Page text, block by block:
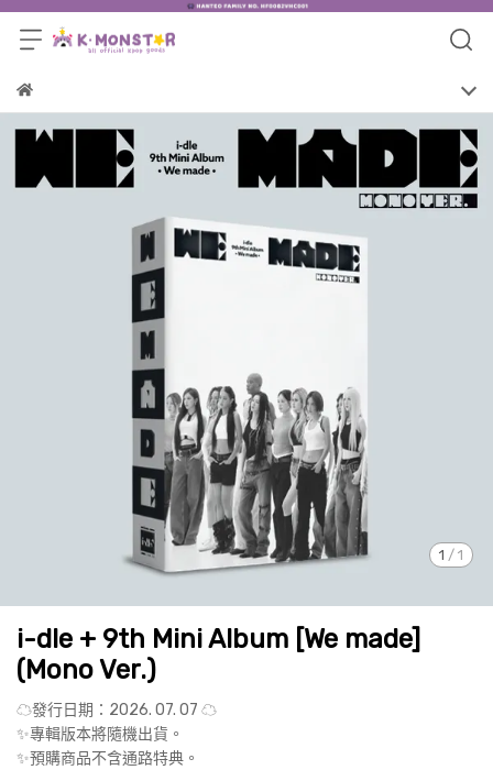
1 / 1
i-dle + 9th Mini Album [We made]
(Mono Ver.)
☁發行日期：2026. 07. 07 ☁
✨專輯版本將隨機出貨。
✨預購商品不含通路特典。